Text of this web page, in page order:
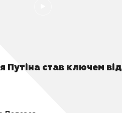
Путіна став ключем від